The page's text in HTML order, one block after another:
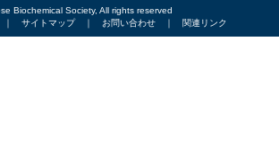
Biochemical Society, All rights reserved
｜ サイトマップ｜ お問い合わせ ｜ 関連リンク